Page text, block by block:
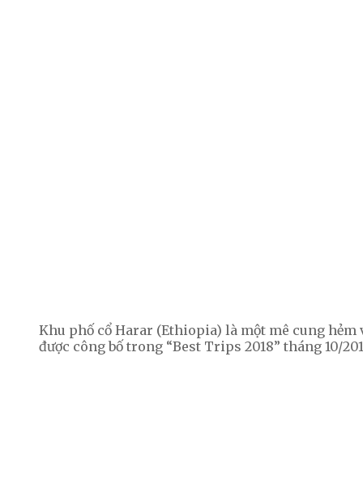
Khu phố cổ Harar (Ethiopia) là một mê cung
được công bố trong “Best Trips 2018” tháng 10/